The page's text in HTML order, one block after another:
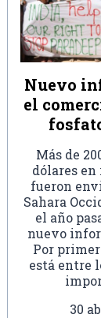
Nuevo
el
Más de
dólares
fueron
Sahara
el año
nuevo
Por
está entre
30